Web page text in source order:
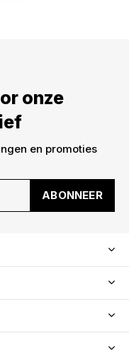
onze
en promoties
ABONNEER